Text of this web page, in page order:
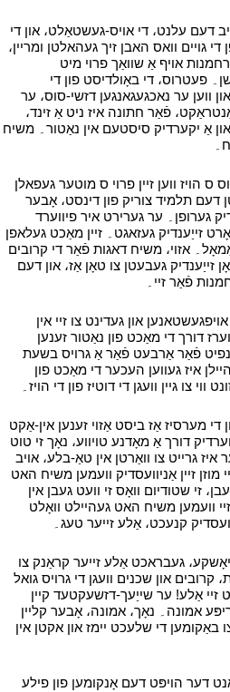
דעם עלנט، די אויס-געשטאַלט، און די
גויים וואס האבן זיך געהאלטן ומריין،
רחמנות אויף אַ שוואַך פרוי מיט
פעטרוס، די באָולדיסט פון די
ווען ער נאכגעגאנגען דזשי-סוס، ער
פֿאַר חתונה איז ניט אַ זינד،
אַ יקערדיק סיסטעם אין נאַטור۔ משיח
ס הויז ווען זיין פרוי ס מוטער געפאלן
דעם תלמיד צוריק פון דינסט، אָבער
גערופן۔ ער גערירט איר פיווערד
זייַענדיק געזאגט۔ זיין מאַכט געלאפן
אַמאָל۔ אזוי، משיח דאגות פֿאַר די קרובים
אָן זייַענדיק געבעטן צו טאָן אַז، און דעם
פֿאַר זיי۔
און געדינט צו זיי אין
דורך די מאַכט פון נאַטור זענען
פֿאַר אַרבעט פֿאַר אַ גרויס בשעת
איז געווען העכער די מאַכט פון
ווי צו גיין וועגן די דוטיז פון די הויז۔
די מערסיז אַז ביסט אַזוי זענען אין-אַקט
דורך אַ מאָדנע טויווע، נאָך זי טוט
איז גרייט צו וואַרטן אין טאַ-בלע، אויב
מוזן זיין אַניוועסדיק וועמען משיח האט
זי שטודיום וואָס זי וועט געבן אין
וועמען משיח האט געהיילט וואָלט
קנעכט، אַלע זייער טעג۔
געבראכט אַלע זייער קראַנק צו
קרובים און שכנים וועגן די גרויס גואל
זיי אַלע! ער שייַעך-דזשעקטעד קיין
אמונה۔ נאָך، אמונה، אָבער קליין
באַקומען די שלעכט יימז און אקטן אין
דער הויפּט דעם אָנקומען פון פילע